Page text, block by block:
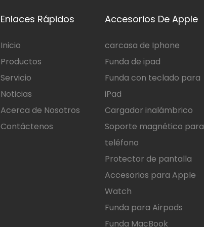
carga, elimina la molestia
simplemente coloque este
versátil cargador de
teléfono inalámbrico en la
parte posterior de su
teléfono para una conexión
rápida y segura, entretenga
y cargue al mismo tiempo.
Enlaces Rápidos
Inicio
Productos
Servicio
Noticias
Acerca de Nosotros
Contáctenos
Accesorios De Apple
carcasa de Iphone
Funda de ipad
Funda con teclado para
iPad
Cargador inalámbrico
Soporte magnético para
teléfono
Protector de pantalla
Accesorios para Apple
Watch
Funda para Airpods
Funda MacBook